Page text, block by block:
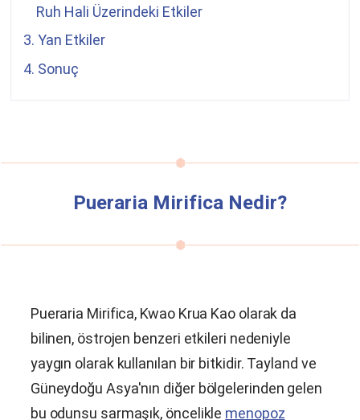
Ruh Hali Üzerindeki Etkiler
3. Yan Etkiler
4. Sonuç
Pueraria MirificaNedir?
Pueraria Mirifica, Kwao Krua Kao olarak da
bilinen, östrojen benzeri etkileri nedeniyle
yaygın olarak kullanılan bir bitkidir. Tayland ve
Güneydoğu Asya'nın diğer bölgelerinden gelen
bu odunsu sarmaşık, öncelikle menopoz